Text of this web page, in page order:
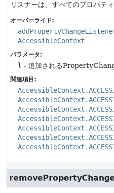
リスナーは、すべてのプロパテ
オーバーライド:
AccessibleContext
パラメータ:
l - 追加される
関連項目: